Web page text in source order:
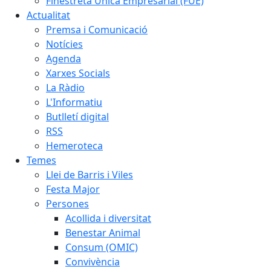
Actualitat
Premsa i Comunicació
Notícies
Agenda
Xarxes Socials
La Ràdio
L'Informatiu
Butlletí digital
RSS
Hemeroteca
Temes
Llei de Barris i Viles
Festa Major
Persones
Acollida i diversitat
Benestar Animal
Consum (OMIC)
Convivència